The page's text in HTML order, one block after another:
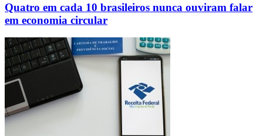
Quatro em cada 10 brasileiros nunca ouviram falar
em economia circular